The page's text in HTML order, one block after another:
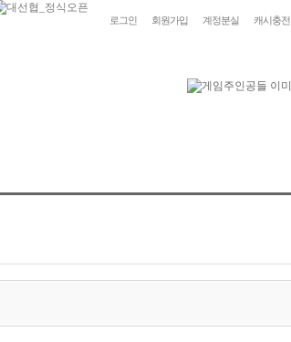
로그인 회원가입 계정분실 캐시충전